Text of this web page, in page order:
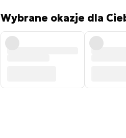
Wybrane okazje dla